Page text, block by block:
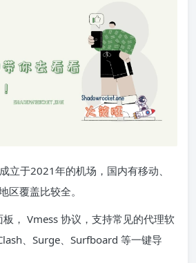
立于2021年的机场，国内有移动、
区覆盖比较全。
， Vmess 协议，支持常见的代理软
、Surge、Surfboard 等一键导